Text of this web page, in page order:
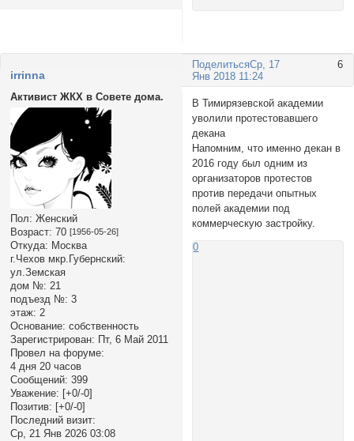
Поделиться 6
Ср, 17
Янв 2018 11:24
irrinna
Активист ЖКХ в Совете дома.
Пол: Женский
Возраст: 70 [1956-05-26]
Откуда: Москва
г.Чехов мкр.Губернский:
ул.Земская
дом №: 21
подъезд №: 3
этаж: 2
Основание: собственность
Зарегистрирован: Пт, 6 Май 2011
Провел на форуме:
4 дня 20 часов
Сообщений: 399
Уважение: [+0/-0]
Позитив: [+0/-0]
Последний визит:
Ср, 21 Янв 2026 03:08
В Тимирязевской академии
уволили протестовавшего
декана
Напомним, что именно декан в
2016 году был одним из
организаторов протестов
против передачи опытных
полей академии под
коммерческую застройку.
0